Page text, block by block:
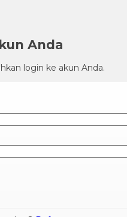
Anda
login ke akun Anda.